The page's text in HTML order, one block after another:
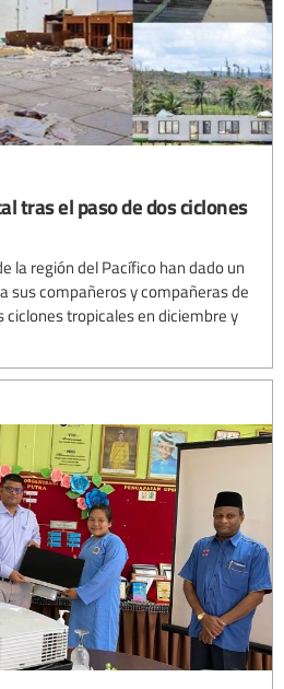
tras el paso de dos ciclones
la región del Pacífico han dado un
sus compañeros y compañeras de
ciclones tropicales en diciembre y